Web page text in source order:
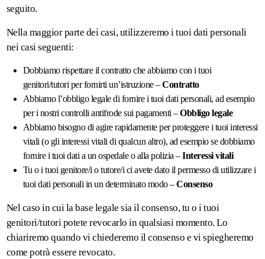
seguito.
Nella maggior parte dei casi, utilizzeremo i tuoi dati personali
nei casi seguenti:
Dobbiamo rispettare il contratto che abbiamo con i tuoi
genitori/tutori per fornirti un’istruzione –Contratto
Abbiamo l’obbligo legale di fornire i tuoi dati personali, ad esempio
per i nostri controlli antifrode sui pagamenti –Obbligo legale
Abbiamo bisogno di agire rapidamente per proteggere i tuoi interessi
vitali (o gli interessi vitali di qualcun altro), ad esempio se dobbiamo
fornire i tuoi dati a un ospedale o alla polizia –Interessi vitali
Tu o i tuoi genitore/i o tutore/i ci avete dato il permesso di utilizzare i
tuoi dati personali in un determinato modo –Consenso
Nel caso in cui la base legale sia il consenso, tu o i tuoi
genitori/tutori potete revocarlo in qualsiasi momento. Lo
chiariremo quando vi chiederemo il consenso e vi spiegheremo
come potrà essere revocato.